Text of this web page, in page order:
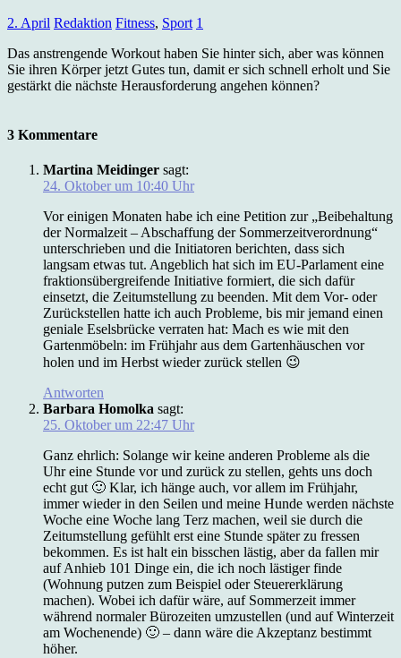
2. April Redaktion Fitness, Sport 1
Das anstrengende Workout haben Sie hinter sich, aber was können
Sie ihren Körper jetzt Gutes tun, damit er sich schnell erholt und Sie
gestärkt die nächste Herausforderung angehen können?
3 Kommentare
Martina Meidinger sagt:
24. Oktober um 10:40 Uhr
Vor einigen Monaten habe ich eine Petition zur „Beibehaltung
der Normalzeit – Abschaffung der Sommerzeitverordnung“
unterschrieben und die Initiatoren berichten, dass sich
langsam etwas tut. Angeblich hat sich im EU-Parlament eine
fraktionsübergreifende Initiative formiert, die sich dafür
einsetzt, die Zeitumstellung zu beenden. Mit dem Vor- oder
Zurückstellen hatte ich auch Probleme, bis mir jemand einen
geniale Eselsbrücke verraten hat: Mach es wie mit den
Gartenmöbeln: im Frühjahr aus dem Gartenhäuschen vor
holen und im Herbst wieder zurück stellen 😉
Antworten
Barbara Homolka sagt:
25. Oktober um 22:47 Uhr
Ganz ehrlich: Solange wir keine anderen Probleme als die
Uhr eine Stunde vor und zurück zu stellen, gehts uns doch
echt gut 🙂 Klar, ich hänge auch, vor allem im Frühjahr,
immer wieder in den Seilen und meine Hunde werden nächste
Woche eine Woche lang Terz machen, weil sie durch die
Zeitumstellung gefühlt erst eine Stunde später zu fressen
bekommen. Es ist halt ein bisschen lästig, aber da fallen mir
auf Anhieb 101 Dinge ein, die ich noch lästiger finde
(Wohnung putzen zum Beispiel oder Steuererklärung
machen). Wobei ich dafür wäre, auf Sommerzeit immer
während normaler Bürozeiten umzustellen (und auf Winterzeit
am Wochenende) 🙂 – dann wäre die Akzeptanz bestimmt
höher.